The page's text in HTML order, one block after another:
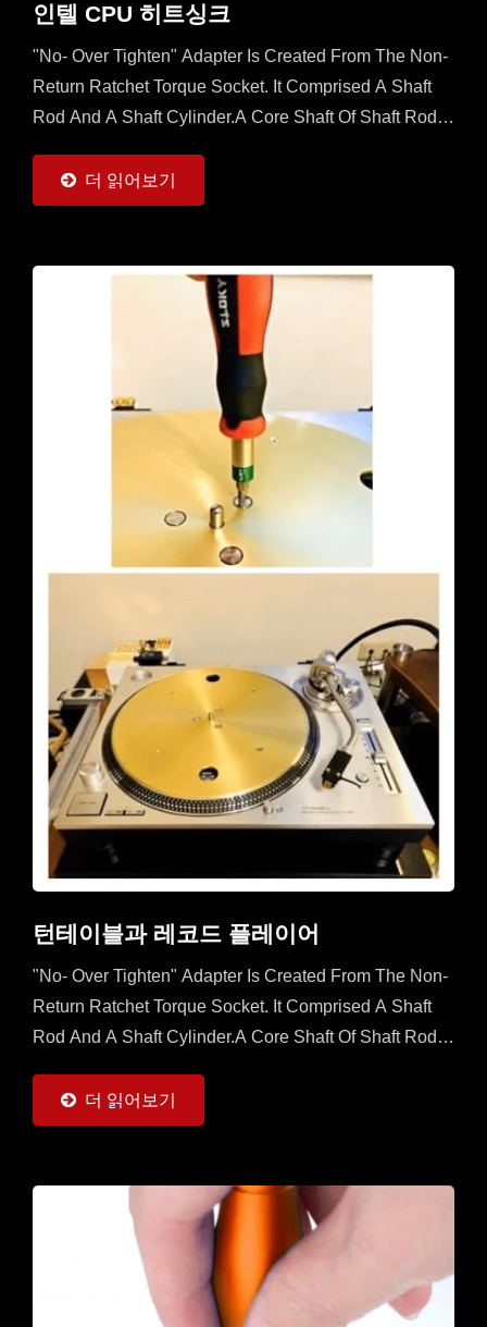
인텔 CPU 히트싱크
"No- Over Tighten" Adapter Is Created From The Non-
Return Ratchet Torque Socket. It Comprised A Shaft
Rod And A Shaft Cylinder.A Core Shaft Of Shaft Rod Is
더 읽어보기
턴테이블과 레코드 플레이어
"No- Over Tighten" Adapter Is Created From The Non-
Return Ratchet Torque Socket. It Comprised A Shaft
Rod And A Shaft Cylinder.A Core Shaft Of Shaft Rod Is
더 읽어보기